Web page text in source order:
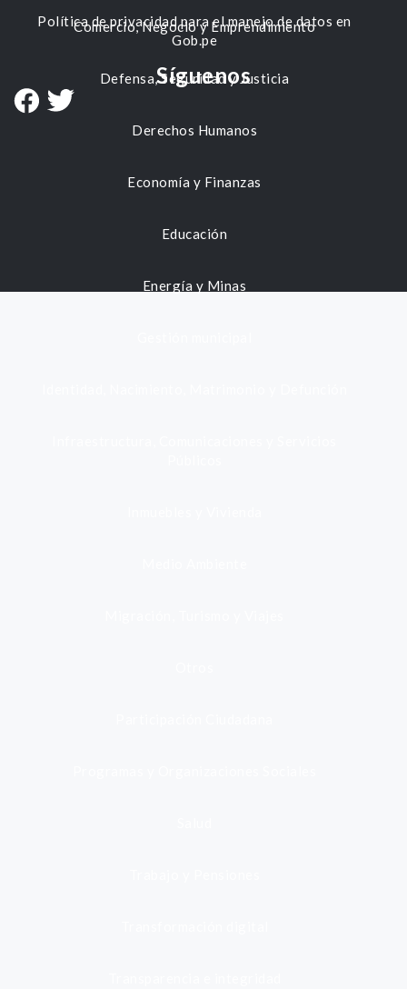
Comercio, Negocio y Emprendimiento
Defensa, Seguridad y Justicia
Derechos Humanos
Economía y Finanzas
Educación
Energía y Minas
Política de privacidad para el manejo de datos en
Gob.pe
Síguenos